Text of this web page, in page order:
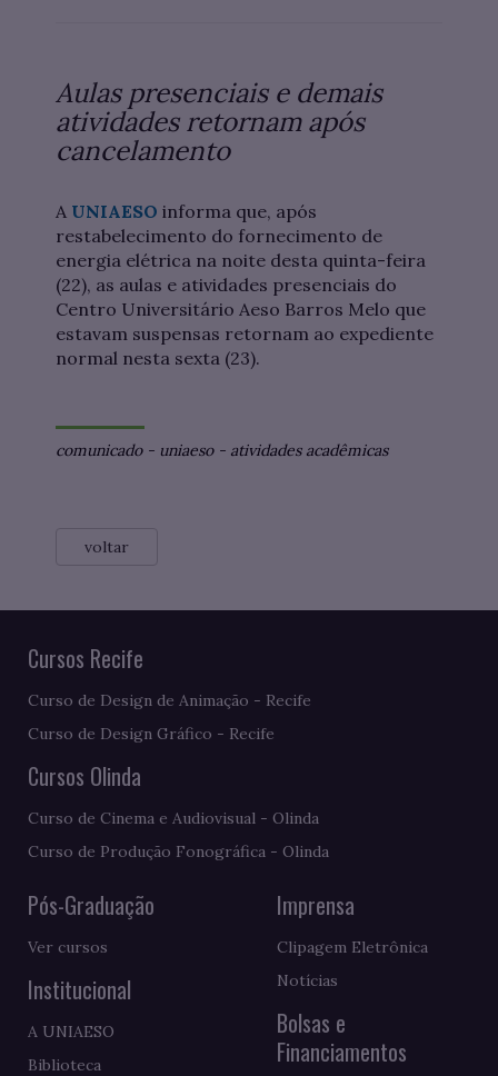
Aulas presenciais e demais
atividades retornam após
cancelamento
A UNIAESO informa que, após
restabelecimento do fornecimento de
energia elétrica na noite desta quinta-feira
(22), as aulas e atividades presenciais do
Centro Universitário Aeso Barros Melo que
estavam suspensas retornam ao expediente
normal nesta sexta (23).
comunicado- uniaeso- atividades acadêmicas
voltar
Cursos Recife
Curso de Design de Animação - Recife
Curso de Design Gráfico - Recife
Cursos Olinda
Curso de Cinema e Audiovisual - Olinda
Curso de Produção Fonográfica - Olinda
Pós-Graduação
Ver cursos
Institucional
A UNIAESO
Biblioteca
Imprensa
Clipagem Eletrônica
Notícias
Bolsas e
Financiamentos